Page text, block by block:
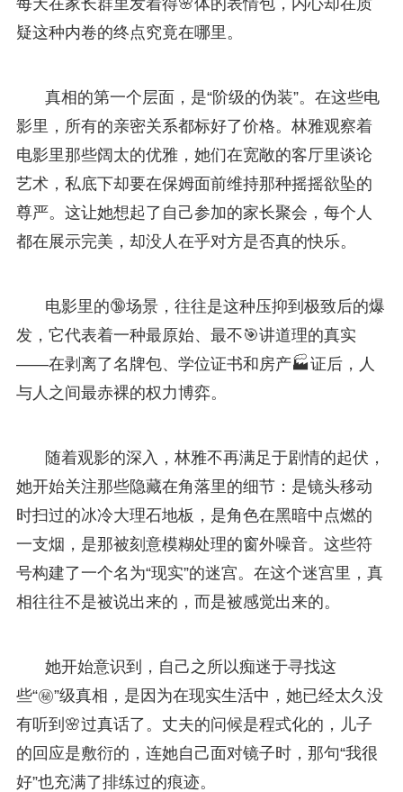
疑这种内卷的终点究竟在哪里。
真相的第一个层面，是“阶级的伪装”。在这些电
影里，所有的亲密关系都标好了价格。林雅观察着
电影里那些阔太的优雅，她们在宽敞的客厅里谈论
艺术，私底下却要在保姆面前维持那种摇摇欲坠的
尊严。这让她想起了自己参加的家长聚会，每个人
都在展示完美，却没人在乎对方是否真的快乐。
电影里的🔞场景，往往是这种压抑到极致后的爆
发，它代表着一种最原始、最不🎯讲道理的真实
——在剥离了名牌包、学位证书和房产🏭证后，人
与人之间最赤裸的权力博弈。
随着观影的深入，林雅不再满足于剧情的起伏，
她开始关注那些隐藏在角落里的细节：是镜头移动
时扫过的冰冷大理石地板，是角色在黑暗中点燃的
一支烟，是那被刻意模糊处理的窗外噪音。这些符
号构建了一个名为“现实”的迷宫。在这个迷宫里，真
相往往不是被说出来的，而是被感觉出来的。
她开始意识到，自己之所以痴迷于寻找这
些“㊙️”级真相，是因为在现实生活中，她已经太久没
有听到🌸过真话了。丈夫的问候是程式化的，儿子
的回应是敷衍的，连她自己面对镜子时，那句“我很
好”也充满了排练过的痕迹。